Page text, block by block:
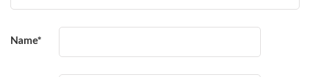
Name*